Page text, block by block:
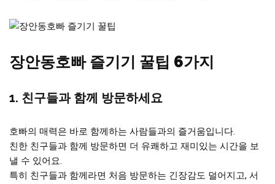
장안동호빠 즐기기 꿀팁 6가지
1. 친구들과 함께 방문하세요
호빠의 매력은 바로 함께하는 사람들과의 즐거움입니다.
친한 친구들과 함께 방문하면 더 유쾌하고 재미있는 시간을 보
낼 수 있어요.
특히 친구들과 함께라면 처음 방문하는 긴장감도 덜어지고, 서